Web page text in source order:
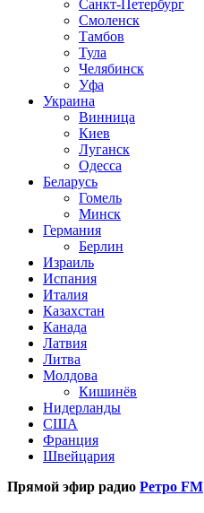
Санкт-Петербург
Смоленск
Тамбов
Тула
Челябинск
Уфа
Украина
Винница
Киев
Луганск
Одесса
Беларусь
Гомель
Минск
Германия
Берлин
Израиль
Испания
Италия
Казахстан
Канада
Латвия
Литва
Молдова
Кишинёв
Нидерланды
США
Франция
Швейцария
Прямой эфир радио Ретро FM